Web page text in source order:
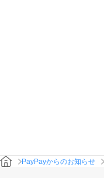
PayPayからのお知らせ